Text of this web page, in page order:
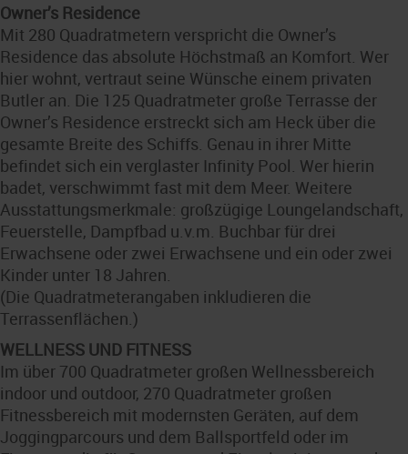
Owner’s Residence
Mit 280 Quadratmetern verspricht die Owner’s
Residence das absolute Höchstmaß an Komfort. Wer
hier wohnt, vertraut seine Wünsche einem privaten
Butler an. Die 125 Quadratmeter große Terrasse der
Owner’s Residence erstreckt sich am Heck über die
gesamte Breite des Schiffs. Genau in ihrer Mitte
befindet sich ein verglaster Infinity Pool. Wer hierin
badet, verschwimmt fast mit dem Meer. Weitere
Ausstattungsmerkmale: großzügige Loungelandschaft,
Feuerstelle, Dampfbad u.v.m. Buchbar für drei
Erwachsene oder zwei Erwachsene und ein oder zwei
Kinder unter 18 Jahren.
(Die Quadratmeterangaben inkludieren die
Terrassenflächen.)
WELLNESS UND FITNESS
Im über 700 Quadratmeter großen Wellnessbereich
indoor und outdoor, 270 Quadratmeter großen
Fitnessbereich mit modernsten Geräten, auf dem
Joggingparcours und dem Ballsportfeld oder im